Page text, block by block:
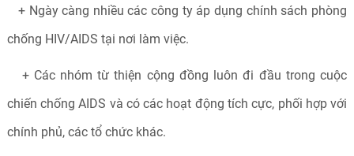
+ Ngày càng nhiều các công ty áp dụng chính sách phòng
chống HIV/AIDS tại nơi làm việc.
+ Các nhóm từ thiện cộng đồng luôn đi đầu trong cuộc
chiến chống AIDS và có các hoạt động tích cực, phối hợp với
chính phủ, các tổ chức khác.